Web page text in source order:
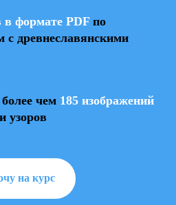
в формате PDF по
с древнеславянскими
чем 185 изображений
узоров
на курс